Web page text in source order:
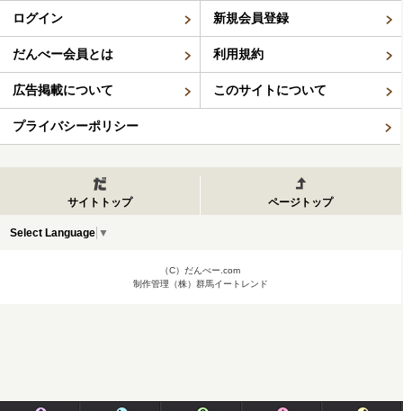
ログイン 新規会員登録
だんべー会員とは 利用規約
広告掲載について このサイトについて
プライバシーポリシー
サイトトップ ページトップ
Select Language ▼
（C）だんべー.com
制作管理（株）群馬イートレンド